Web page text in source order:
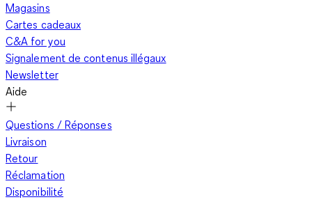
Magasins
Cartes cadeaux
C&A for you
Signalement de contenus illégaux
Newsletter
Aide
Questions / Réponses
Livraison
Retour
Réclamation
Disponibilité